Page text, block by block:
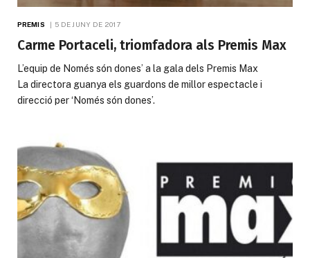
PREMIS 5 DE JUNY DE 2017
Carme Portaceli, triomfadora als Premis Max
L’equip de Només són dones’ a la gala dels Premis Max
La directora guanya els guardons de millor espectacle i
direcció per ‘Només són dones’.